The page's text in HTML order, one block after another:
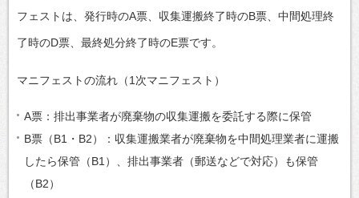
フェストは、発行時のA票、収集運搬終了時のB票、中間処理終
了時のD票、最終処分終了時のE票です。
マニフェストの流れ（1次マニフェスト）
A票：排出事業者が廃棄物の収集運搬を委託する際に保管
B票（B1・B2）：収集運搬業者が廃棄物を中間処理業者に運搬
したら保管（B1）、排出事業者（郵送などで対応）も保管
（B2）